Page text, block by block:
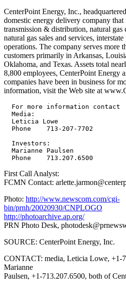
CenterPoint Energy, Inc.,
domestic energy delivery company that
transmission & distribution, natural
natural gas sales and services,
operations. The company serves more
customers primarily in Arkansas,
Oklahoma, and Texas. Assets total
8,800 employees, CenterPoint Energy
companies have been in business for
information, visit the Web site at
  For more information contact
  Media:
  Leticia Lowe
  Phone    713-207-7702
  Investors:
  Marianne Paulsen
First Call Analyst:
FCMN Contact:
Photo: http://www.newscom.com/cgi-
bin/prnh/20020930/CNPLOGO
http://photoarchive.ap.org/
PRN Photo Desk,
SOURCE: CenterPoint Energy, Inc.
CONTACT: media, Leticia Lowe, +1-
Marianne
Paulsen, +1-713.207.6500, both of